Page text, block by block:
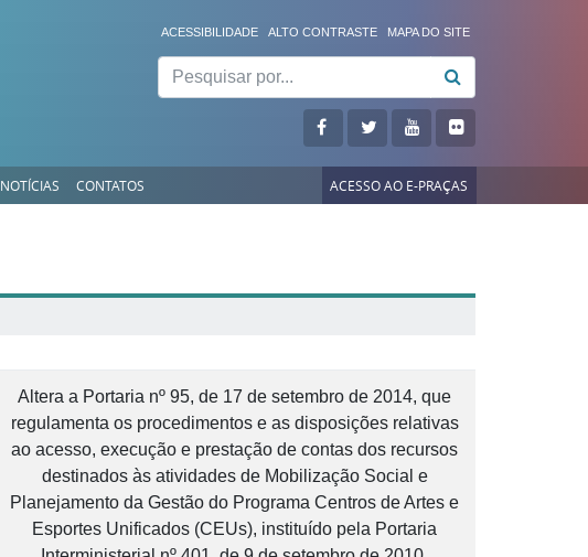
ACESSIBILIDADE ALTO CONTRASTE MAPA DO SITE
NOTÍCIAS CONTATOS ACESSO AO E-PRAÇAS
Altera a Portaria nº 95, de 17 de setembro de 2014, que
regulamenta os procedimentos e as disposições relativas
ao acesso, execução e prestação de contas dos recursos
destinados às atividades de Mobilização Social e
Planejamento da Gestão do Programa Centros de Artes e
Esportes Unificados (CEUs), instituído pela Portaria